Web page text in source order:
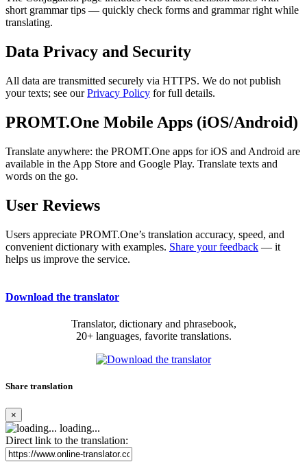
short grammar tips — quickly check forms and grammar right while
translating.
Data Privacy and Security
All data are transmitted securely via HTTPS. We do not publish
your texts; see ourPrivacy Policy for full details.
PROMT.One Mobile Apps (iOS/Android)
Translate anywhere: the PROMT.One apps for iOS and Android are
available in the App Store and Google Play. Translate texts and
words on the go.
User Reviews
Users appreciate PROMT.One’s translation accuracy, speed, and
convenient dictionary with examples. Share your feedback — it
helps us improve the service.
Download the translator
Translator, dictionary and phrasebook,
20+ languages, favorite translations.
Share translation
×
loading...
Direct link to the translation: